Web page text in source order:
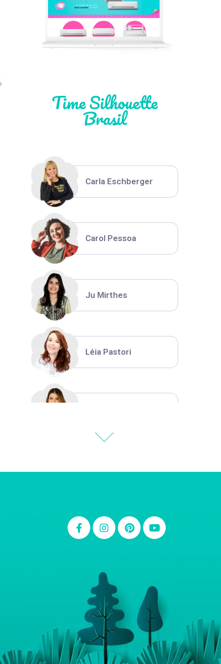
Time Silhouette
Brasil
Léia Pastori
Thiara Ney
Carla Eschberger
Carol Pessoa
Ju Mirthes
Léia Pastori
Carla Eschberger
Carol Pessoa
Ju Mirthes